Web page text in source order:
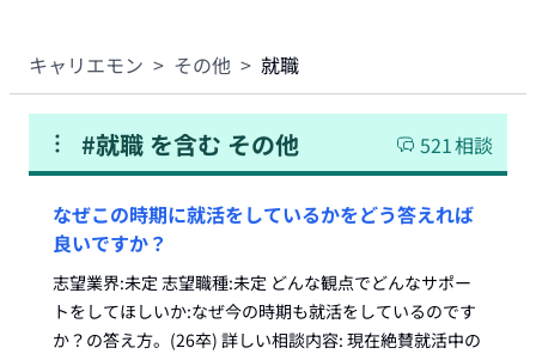
キャリエモン > その他 > 就職
#就職 を含む その他 521相談
なぜこの時期に就活をしているかをどう答えれば
良いですか？
志望業界:未定 志望職種:未定 どんな観点でどんなサポー
トをしてほしいか:なぜ今の時期も就活をしているのです
か？の答え方。(26卒) 詳しい相談内容: 現在絶賛就活中の